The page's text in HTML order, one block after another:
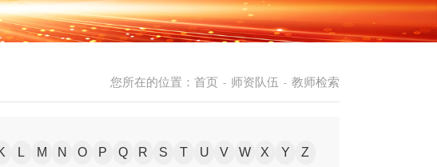
您所在的位置： 首页 - 师资队伍 - 教师检索
L M N O P Q R S T U V W X Y Z